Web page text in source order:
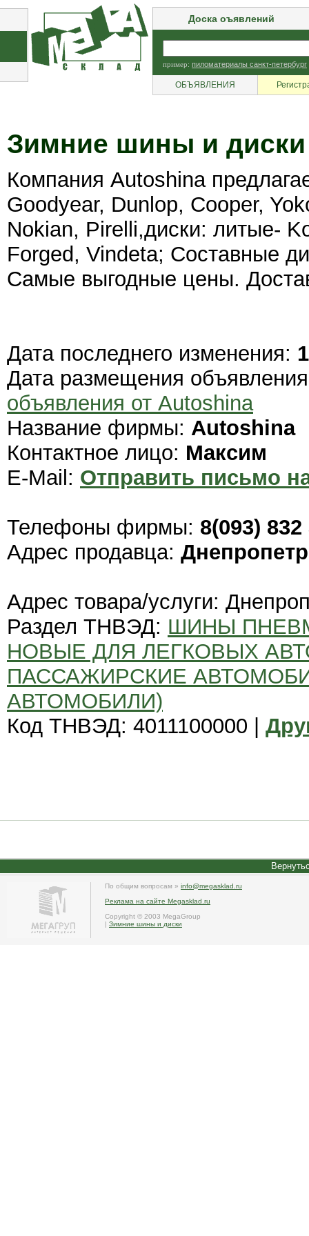
Доска оъявлений
пример: пиломатериалы санкт-петербург
ОБЪЯВЛЕНИЯ
Зимние шины и диски
Компания Autoshina
Goodyear, Dunlop, Cooper,
Nokian, Pirelli,диски: литые-
Forged, Vindeta; Составные
Самые выгодные цены.
Дата последнего изменения:
Дата размещения
объявления от Autoshina
Название фирмы: Autoshina
Контактное лицо: Максим
E-Mail: Отправить письмо
Телефоны фирмы: 8(093) 832
Адрес продавца:
Адрес товара/услуги:
Раздел ТНВЭД: ШИНЫ
НОВЫЕ ДЛЯ ЛЕГКОВЫХ
ПАССАЖИРСКИЕ
АВТОМОБИЛИ)
Код ТНВЭД: 4011100000 |
По общим вопросам » info@megasklad.ru
Реклама на сайте Megasklad.ru
Copyright © 2003 MegaGroup
| Зимние шины и диски